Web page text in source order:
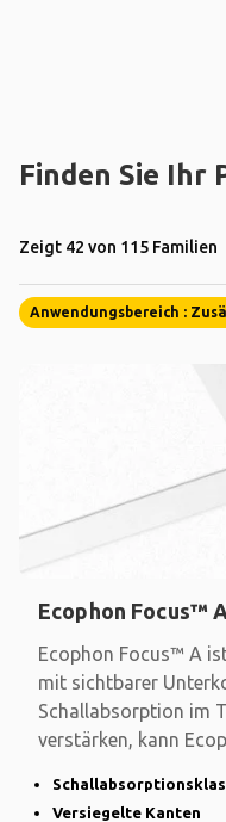
Finden Sie Ihr
Zeigt 42 von 115 Familien
Anwendungsbereich :
Ecophon Focus™
Ecophon Focus™ A
mit sichtbarer
Schallabsorption im
verstärken, kann
Versiegelte Kanten